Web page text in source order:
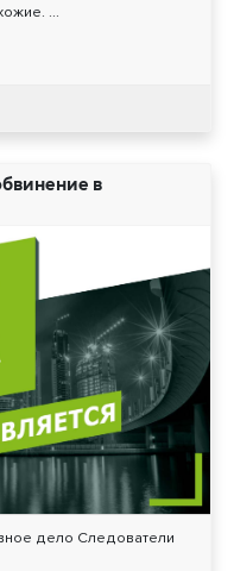
...
в
дело Следователи